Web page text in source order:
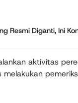
Resmi Diganti, Ini
aktivitas